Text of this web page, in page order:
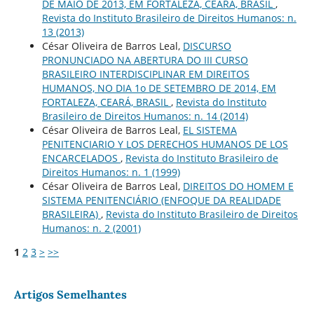
DE MAIO DE 2013, EM FORTALEZA, CEARÁ, BRASIL ,
Revista do Instituto Brasileiro de Direitos Humanos: n.
13 (2013)
César Oliveira de Barros Leal, DISCURSO
PRONUNCIADO NA ABERTURA DO III CURSO
BRASILEIRO INTERDISCIPLINAR EM DIREITOS
HUMANOS, NO DIA 1o DE SETEMBRO DE 2014, EM
FORTALEZA, CEARÁ, BRASIL , Revista do Instituto
Brasileiro de Direitos Humanos: n. 14 (2014)
César Oliveira de Barros Leal, EL SISTEMA
PENITENCIARIO Y LOS DERECHOS HUMANOS DE LOS
ENCARCELADOS , Revista do Instituto Brasileiro de
Direitos Humanos: n. 1 (1999)
César Oliveira de Barros Leal, DIREITOS DO HOMEM E
SISTEMA PENITENCIÁRIO (ENFOQUE DA REALIDADE
BRASILEIRA) , Revista do Instituto Brasileiro de Direitos
Humanos: n. 2 (2001)
1 2 3 > >>
Artigos Semelhantes